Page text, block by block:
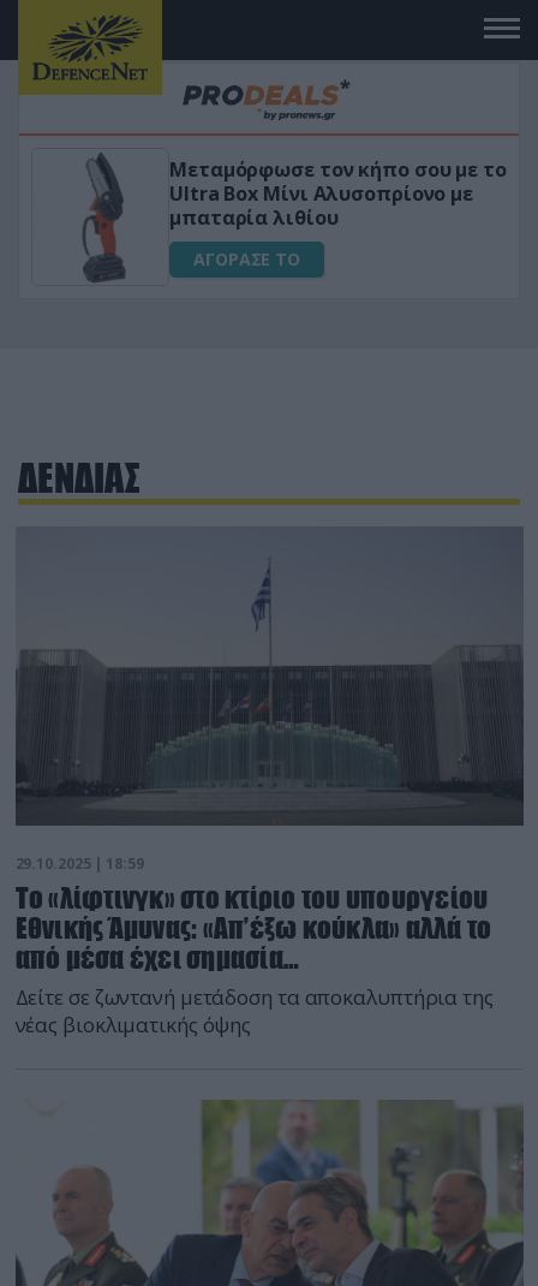
Μεταμόρφωσε τον κήπο σου με το
Ultra Box Μίνι Αλυσοπρίονο με
μπαταρία λιθίου
ΑΓΟΡΑΣΕ ΤΟ
ΔΕΝΔΙΑΣ
29.10.2025 | 18:59
Το «λίφτινγκ» στο κτίριο του υπουργείου
Εθνικής Άμυνας: «Απ’έξω κούκλα» αλλά το
από μέσα έχει σημασία…
Δείτε σε ζωντανή μετάδοση τα αποκαλυπτήρια της
νέας βιοκλιματικής όψης